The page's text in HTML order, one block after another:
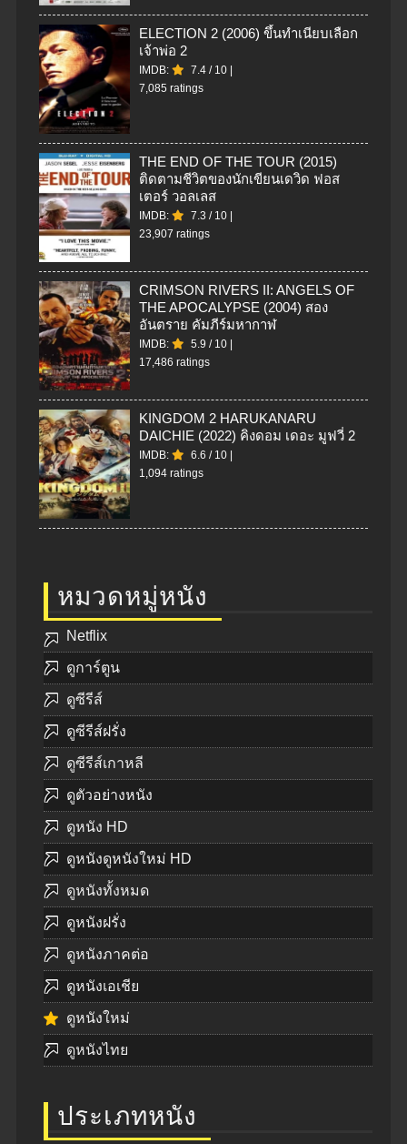
ELECTION 2 (2006) ขึ้นทำเนียบเลือก
เจ้าพ่อ 2
IMDB: 7.4 / 10 |
7,085 ratings
THE END OF THE TOUR (2015)
ติดตามชีวิตของนักเขียนเดวิด ฟอส
เตอร์ วอลเลส
IMDB: 7.3 / 10 |
23,907 ratings
CRIMSON RIVERS II: ANGELS OF
THE APOCALYPSE (2004) สอง
อันตราย คัมภีร์มหากาฬ
IMDB: 5.9 / 10 |
17,486 ratings
KINGDOM 2 HARUKANARU
DAICHIE (2022) คิงดอม เดอะ มูฟวี่ 2
IMDB: 6.6 / 10 |
1,094 ratings
หมวดหมู่หนัง
Netflix
ดูการ์ตูน
ดูซีรีส์
ดูซีรีส์ฝรั่ง
ดูซีรีส์เกาหลี
ดูตัวอย่างหนัง
ดูหนัง HD
ดูหนังดูหนังใหม่ HD
ดูหนังทั้งหมด
ดูหนังฝรั่ง
ดูหนังภาคต่อ
ดูหนังเอเชีย
ดูหนังใหม่
ดูหนังไทย
ประเภทหนัง